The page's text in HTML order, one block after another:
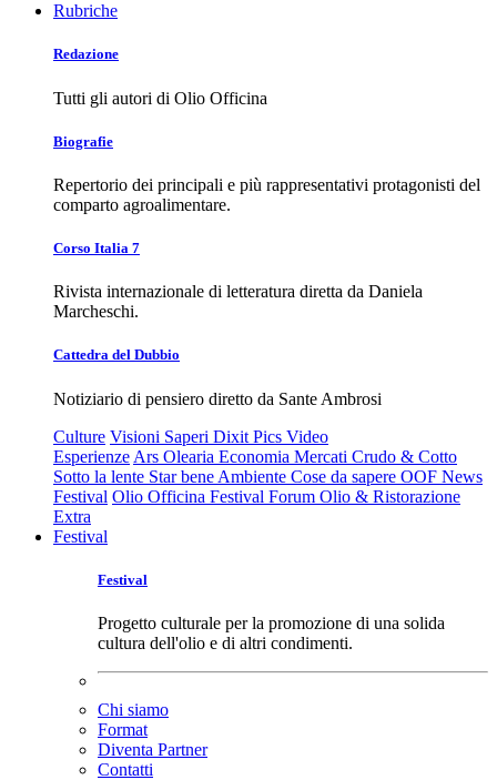
Rubriche
Redazione
Tutti gli autori di Olio Officina
Biografie
Repertorio dei principali e più rappresentativi protagonisti del
comparto agroalimentare.
Corso Italia 7
Rivista internazionale di letteratura diretta da Daniela
Marcheschi.
Cattedra del Dubbio
Notiziario di pensiero diretto da Sante Ambrosi
Culture Visioni Saperi Dixit Pics Video
Esperienze Ars Olearia Economia Mercati Crudo & Cotto
Sotto la lente Star bene Ambiente Cose da sapere OOF News
Festival Olio Officina Festival Forum Olio & Ristorazione
Extra
Festival
Festival
Progetto culturale per la promozione di una solida
cultura dell'olio e di altri condimenti.
Chi siamo
Format
Diventa Partner
Contatti